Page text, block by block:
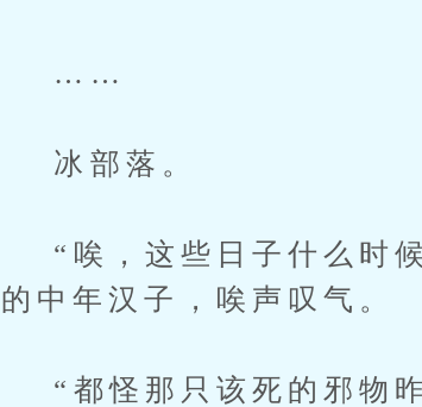
……
冰部落。
“唉，这些日子什么时候
的中年汉子，唉声叹气。
“都怪那只该死的邪物